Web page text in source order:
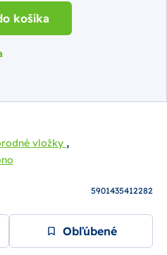
košíka
vložky ,
5901435412282
Obľúbené